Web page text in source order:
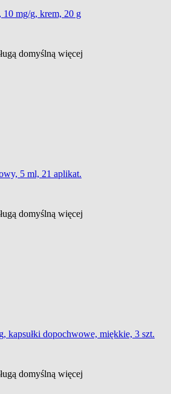
mg/g, krem, 20 g
domyślną więcej
5 ml, 21 aplikat.
domyślną więcej
kapsułki dopochwowe, miękkie, 3 szt.
domyślną więcej